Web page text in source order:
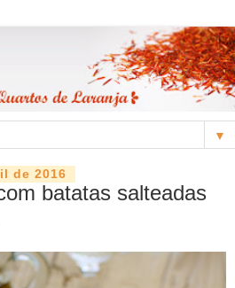
▼
de 2016
batatas salteadas